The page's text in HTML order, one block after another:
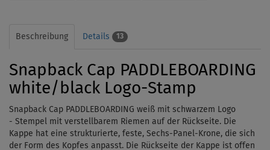
Beschreibung Details 13
Snapback Cap PADDLEBOARDING
white/black Logo-Stamp
Snapback Cap PADDLEBOARDING weiß mit schwarzem Logo
- Stempel mit verstellbarem Riemen auf der Rückseite. Die
Kappe hat eine strukturierte, feste, Sechs-Panel-Krone, die sich
der Form des Kopfes anpasst. Die Rückseite der Kappe ist offen